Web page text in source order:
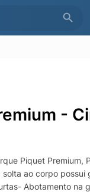
-
Piquet Premium,
ao corpo possui
Abotamento na